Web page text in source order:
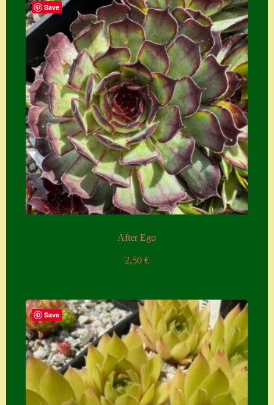
Save
After Ego
2,50 €
Save